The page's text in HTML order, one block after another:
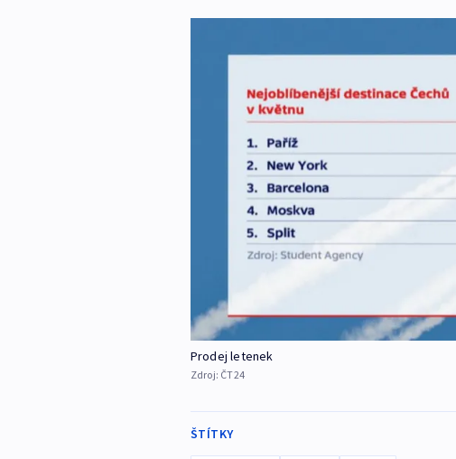
Prodej letenek
Zdroj: ČT24
ŠTÍTKY